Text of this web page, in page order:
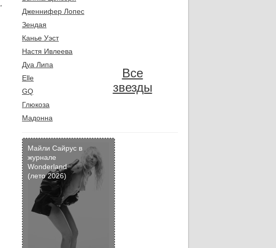
Дженнифер Лопес
Зендая
Канье Уэст
Настя Ивлеева
Дуа Липа
Elle
GQ
Глюкоза
Мадонна
Все
звезды
Майли Сайрус в
журнале
Wonderland
(лето 2026)